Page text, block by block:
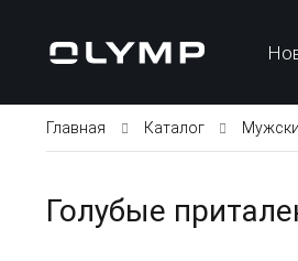
Главная Каталог
Голубые